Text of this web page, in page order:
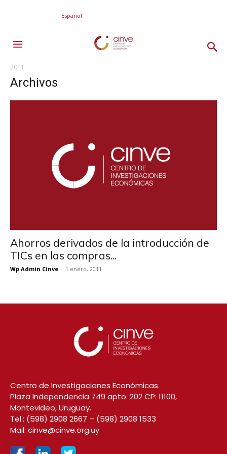
Español
2011
Archivos
Ahorros derivados de la introducción de
TICs en las compras...
Wp Admin Cinve - 1 enero, 2011
Centro de Investigaciones Económicas.
Plaza Independencia 749 apto. 202 CP: 11100,
Montevideo, Uruguay.
Tel.: (598) 2908 2667 – (598) 2908 1533
Mail: cinve@cinve.org.uy